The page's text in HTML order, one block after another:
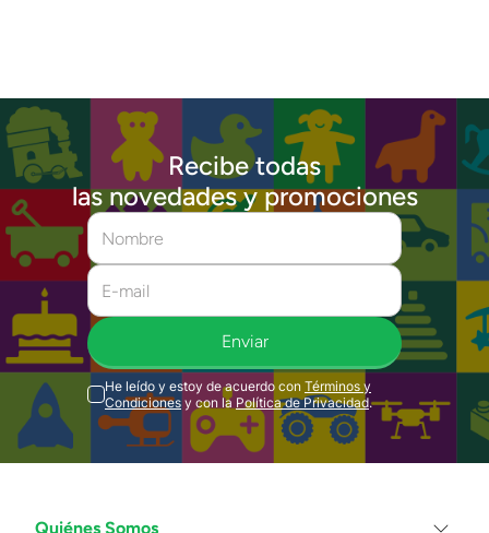
Recibe todas
las novedades y promociones
Enviar
He leído y estoy de acuerdo con Términos y
Condiciones y con la Política de Privacidad.
Quiénes Somos